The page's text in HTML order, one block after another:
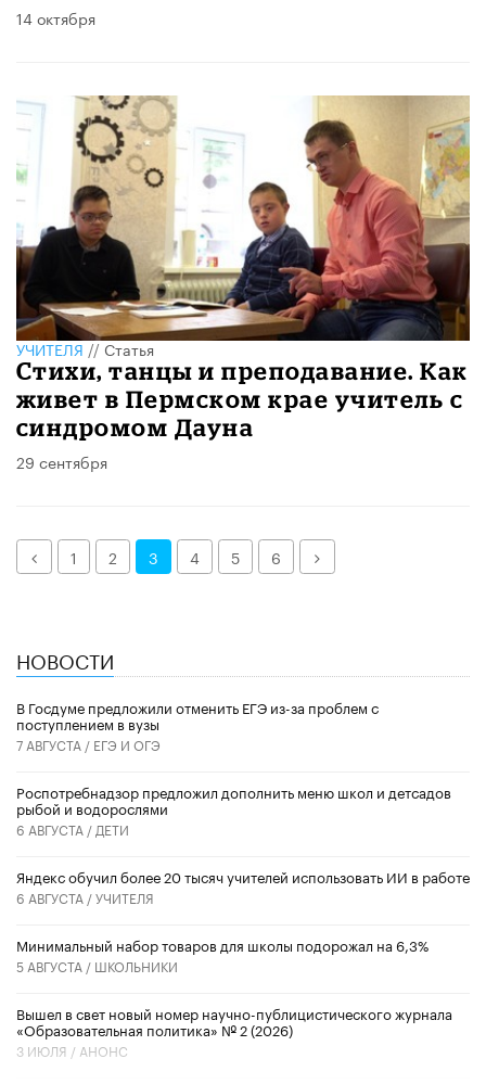
14 октября
УЧИТЕЛЯ//Статья
Стихи, танцы и преподавание. Как
живет в Пермском крае учитель с
синдромом Дауна
29 сентября
Назад1 2 3 4 5 6 Далее
НОВОСТИ
В Госдуме предложили отменить ЕГЭ из-за проблем с
поступлением в вузы
7 АВГУСТА / ЕГЭ И ОГЭ
Роспотребнадзор предложил дополнить меню школ и детсадов
рыбой и водорослями
6 АВГУСТА / ДЕТИ
​Яндекс обучил более 20 тысяч учителей использовать ИИ в работе
6 АВГУСТА /УЧИТЕЛЯ
Минимальный набор товаров для школы подорожал на 6,3%
5 АВГУСТА / ШКОЛЬНИКИ
Вышел в свет новый номер научно-публицистического журнала
«Образовательная политика» № 2 (2026)
3 ИЮЛЯ / АНОНС